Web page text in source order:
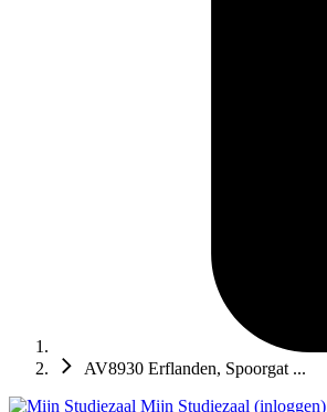
AV8930 Erflanden, Spoorgat ...
Mijn Studiezaal (inloggen)